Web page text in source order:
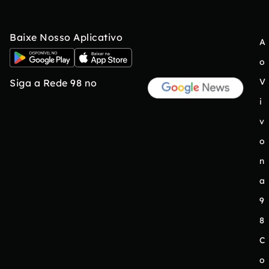
Baixe Nosso Aplicativo
Siga a Rede 98 no
A
o
V
i
v
o
n
a
9
8
C
o